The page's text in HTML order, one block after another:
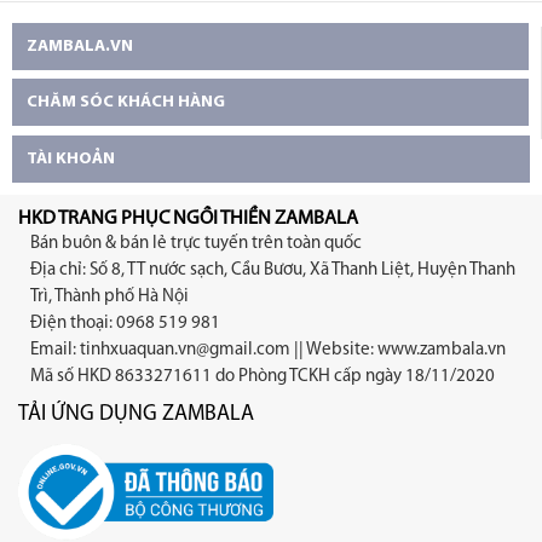
ZAMBALA.VN
CHĂM SÓC KHÁCH HÀNG
TÀI KHOẢN
HKD TRANG PHỤC NGỒI THIỀN ZAMBALA
Bán buôn & bán lẻ trực tuyến trên toàn quốc
Địa chỉ: Số 8, TT nước sạch, Cầu Bươu, Xã Thanh Liệt, Huyện Thanh
Trì, Thành phố Hà Nội
Điện thoại: 0968 519 981
Email: tinhxuaquan.vn@gmail.com || Website: www.zambala.vn
Mã số HKD 8633271611 do Phòng TCKH cấp ngày 18/11/2020
TẢI ỨNG DỤNG ZAMBALA